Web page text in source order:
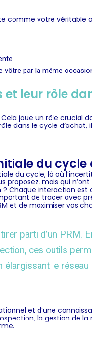
comme votre véritable
vôtre par la même
leur rôle
joue un rôle crucial
dans le cycle d’achat,
du cycle
du cycle, là où
mais qui
? Chaque interaction est
de tracer avec
et de maximiser vos
parti d’un PRM.
ces outils
le réseau
et d’une
la gestion de la